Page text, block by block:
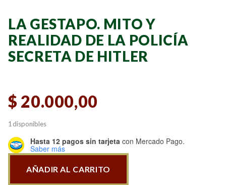
LA GESTAPO. MITO Y
REALIDAD DE LA POLICÍA
SECRETA DE HITLER
$ 20.000,00
1 disponibles
Hasta 12 pagos sin tarjeta con Mercado Pago.
Saber más
AÑADIR AL CARRITO